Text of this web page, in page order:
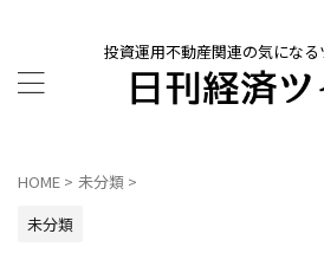
投資運用不動産関連の気にな
HOME > 未分類 >
未分類